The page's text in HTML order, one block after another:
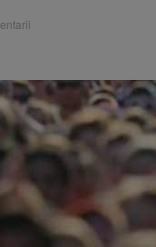
pe DN1E Brașov –
examenul de medic